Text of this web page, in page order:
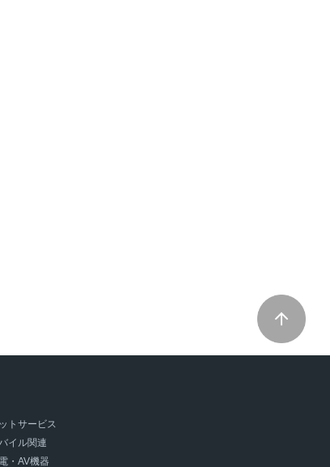
トサービス
イル関連
・AV機器